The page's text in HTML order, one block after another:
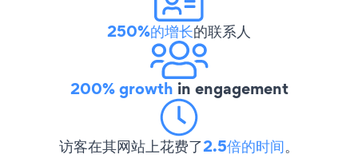
250%的增长的联系人
200% growth in engagement
访客在其网站上花费了2.5倍的时间。